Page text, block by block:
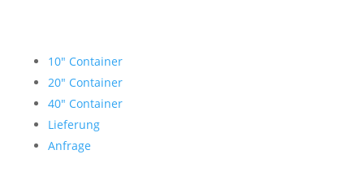
10″ Container
20″ Container
40″ Container
Lieferung
Anfrage